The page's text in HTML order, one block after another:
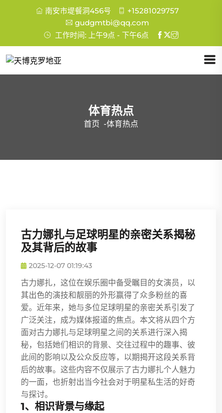
南安市堤餐洞456号
+15281029757
gudgmtbi@qq.com
工作时间: 上午9点 - 下午6点
体育热点
首页 -体育热点
古力娜扎与足球明星的亲密关系揭秘
及其背后的故事
2025-12-07 01:19:43
古力娜扎，这位在娱乐圈中备受瞩目的女演员，以
其出色的演技和靓丽的外形赢得了众多粉丝的喜
爱。近年来，她与多位足球明星的亲密关系引发了
广泛关注，成为媒体报道的焦点。本文将从四个方
面对古力娜扎与足球明星之间的关系进行深入揭
秘，包括她们相识的背景、交往过程中的趣事、彼
此间的影响以及公众反应等，以期揭开这段关系背
后的故事。这些内容不仅展示了古力娜扎个人魅力
的一面，也折射出当今社会对于明星私生活的好奇
与探讨。
1、相识背景与缘起